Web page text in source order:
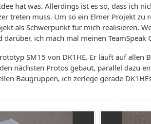
hat was. Allerdings ist es so, dass ich
treten muss. Um so ein Elmer Projekt
als Schwerpunkt für mich realisieren.
darüber, ich mach mal meinen TeamSpeak
SM15 von DK1HE. Er läuft auf
nächsten Protos gebaut, parallel dazu
Baugruppen, ich zerlege gerade